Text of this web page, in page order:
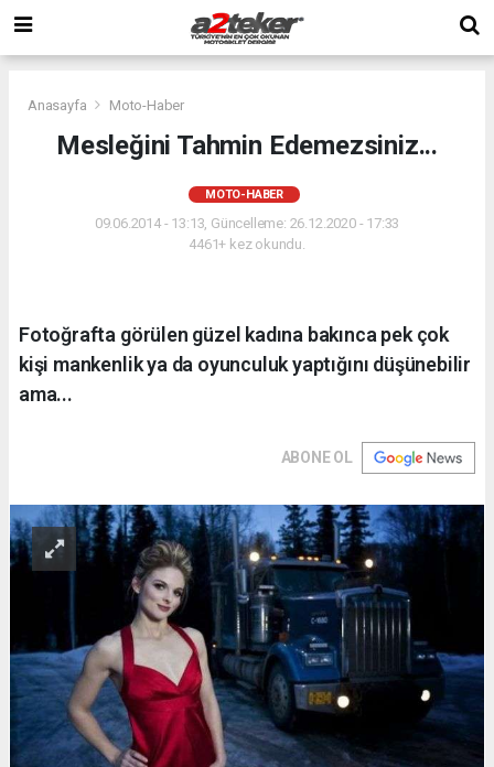
Anasayfa Moto-Haber
Mesleğini Tahmin Edemezsiniz...
MOTO-HABER
09.06.2014 - 13:13, Güncelleme: 26.12.2020 - 17:33
4461+ kez okundu.
Fotoğrafta görülen güzel kadına bakınca pek çok
kişi mankenlik ya da oyunculuk yaptığını düşünebilir
ama...
ABONE OL